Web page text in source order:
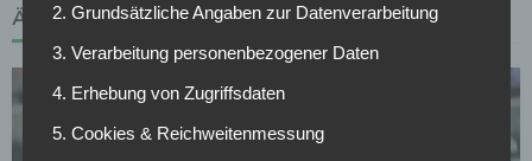
ÄHNLICHE ARTIKEL
2. Grundsätzliche Angaben zur Datenverarbeitung
3. Verarbeitung personenbezogener Daten
4. Erhebung von Zugriffsdaten
5. Cookies & Reichweitenmessung